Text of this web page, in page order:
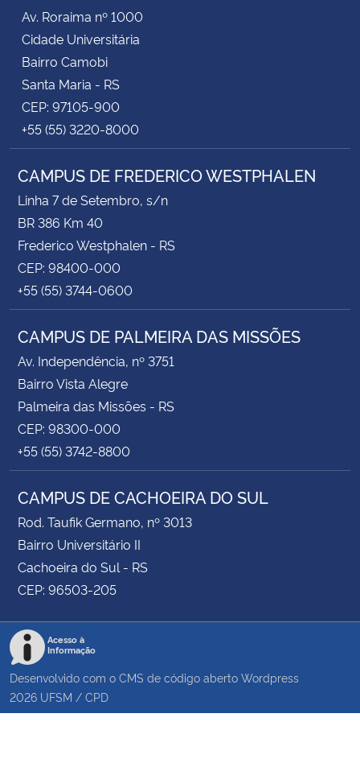
Av. Roraima nº 1000
Cidade Universitária
Bairro Camobi
Santa Maria - RS
CEP: 97105-900
+55 (55) 3220-8000
CAMPUS DE FREDERICO WESTPHALEN
Linha 7 de Setembro, s/n
BR 386 Km 40
Frederico Westphalen - RS
CEP: 98400-000
+55 (55) 3744-0600
CAMPUS DE PALMEIRA DAS MISSÕES
Av. Independência, nº 3751
Bairro Vista Alegre
Palmeira das Missões - RS
CEP: 98300-000
+55 (55) 3742-8800
CAMPUS DE CACHOEIRA DO SUL
Rod. Taufik Germano, nº 3013
Bairro Universitário II
Cachoeira do Sul - RS
CEP: 96503-205
Acesso à
Informação
Desenvolvido com o CMS de código aberto Wordpress
2026 UFSM / CPD